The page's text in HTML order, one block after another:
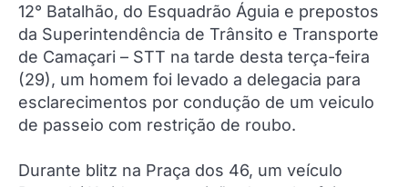
12° Batalhão, do Esquadrão Águia e prepostos
da Superintendência de Trânsito e Transporte
de Camaçari – STT na tarde desta terça-feira
(29), um homem foi levado a delegacia para
esclarecimentos por condução de um veiculo
de passeio com restrição de roubo.
Durante blitz na Praça dos 46, um veículo